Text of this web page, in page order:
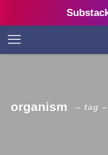
organism – tag –